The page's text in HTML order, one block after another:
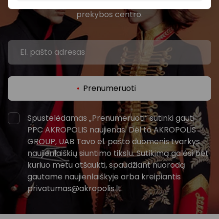
prekybos centro.
Prenumeruoti
Spustelėdamas „Prenumeruoti“ sutinki gauti
PPC AKROPOLIS naujienas. Dėl to AKROPOLIS
GROUP, UAB Tavo el. pašto duomenis tvarkys
naujienlaiškių siuntimo tikslu. Sutikimą galėsi bet
kuriuo metu atšaukti, spaudžiant nuorodą
gautame naujienlaiškyje arba kreipiantis
privatumas@akropolis.lt.